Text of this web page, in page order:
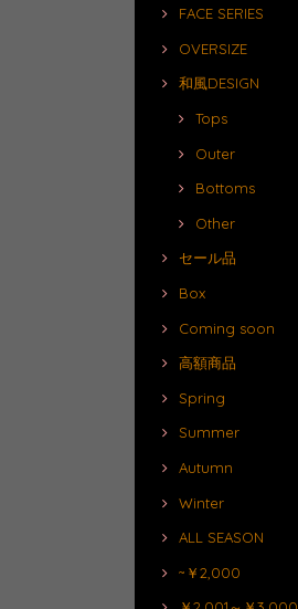
FACE SERIES
OVERSIZE
和風DESIGN
Tops
Outer
Bottoms
Other
セール品
Box
Coming soon
高額商品
Spring
Summer
Autumn
Winter
ALL SEASON
~￥2,000